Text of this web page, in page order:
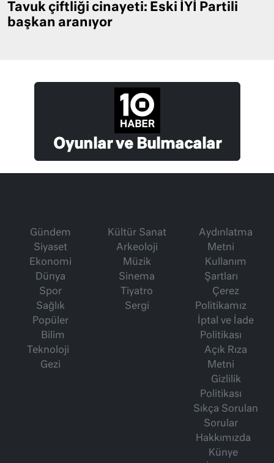
Tavuk çiftliği cinayeti: Eski İYİ Partili
başkan aranıyor
Oyunlar ve Bulmacalar
Gündem
Siyaset
Ekonomi
Dünya
Spor
Sağlık
Popüler
Bilim
Teknoloji
Gezi
Kültür Sanat
Arkeoloji
Müzik
Sinema
Tiyatro
Sergi
Aydınlatma
Metni
Kullanım
Şartları
Çerez
Politikamız
İptal ve İade
Politikası
Açık Rıza
Metni
Gizlilik
Politikası
Sıkça Sorulan
Sorular
Hakkımızda
Künye